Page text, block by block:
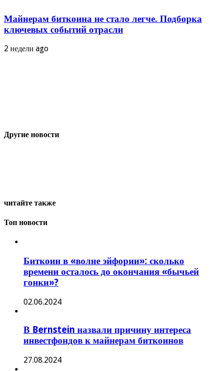
Майнерам биткоина не стало легче. Подборка
ключевых событий отрасли
2 недели ago
Другие новости
читайте также
Топ новости
Биткоин в «волне эйфории»: сколько
времени осталось до окончания «бычьей
гонки»?
02.06.2024
В Bernstein назвали причину интереса
инвестфондов к майнерам биткоинов
27.08.2024